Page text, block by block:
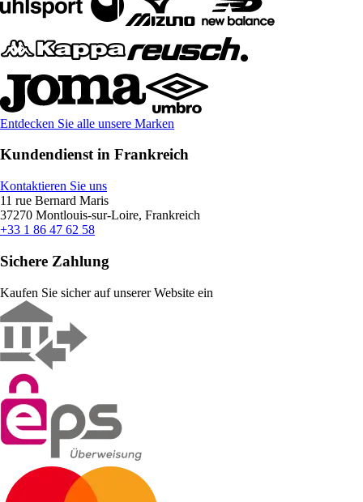
Entdecken Sie alle unsere Marken
Kundendienst in Frankreich
Kontaktieren Sie uns
11 rue Bernard Maris
37270 Montlouis-sur-Loire, Frankreich
+33 1 86 47 62 58
Sichere Zahlung
Kaufen Sie sicher auf unserer Website ein